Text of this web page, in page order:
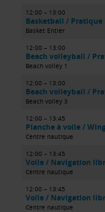
12:00 – 13:00
Basketball /
Basket Entier
12:00 – 13:00
Beach volleyball /
Beach volley 1
12:00 – 13:00
Beach volleyball /
Beach volley 3
12:00 – 13:45
Planche à voile /
Centre nautique
12:00 – 13:45
Voile / Navigation
Centre nautique
12:00 – 13:45
Voile / Navigation
Centre nautique